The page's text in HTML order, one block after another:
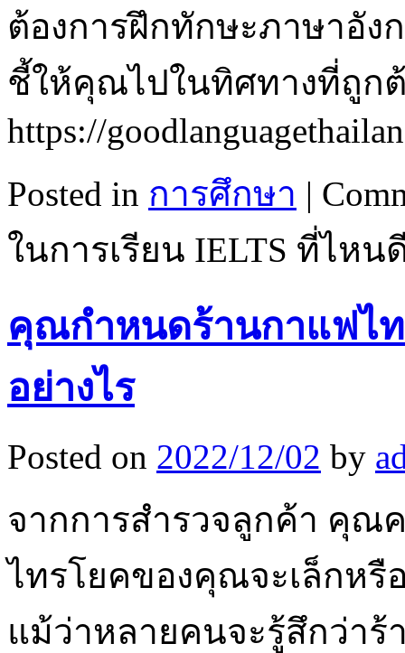
ต้องการฝึกทักษะภาษาอั
ชี้ให้คุณไปในทิศทางที่ถูกต้
https://
Posted in การศึกษา |
ในการเรียน IELTS ที่ไหน
คุณกำหนดร้านกาแฟไท
อย่างไร
Posted on 2022/12/02 by
จากการสำรวจลูกค้า คุณ
ไทรโยคของคุณจะเล็กห
แม้ว่าหลายคนจะรู้สึกว่า